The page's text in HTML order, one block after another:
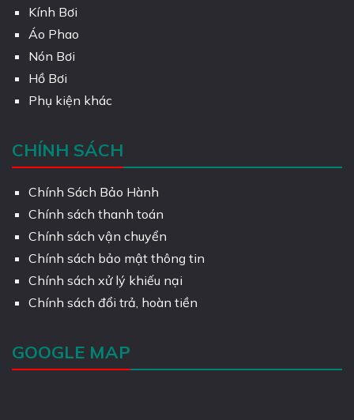
Kính Bơi
Áo Phao
Nón Bơi
Hồ Bơi
Phụ kiện khác
CHÍNH SÁCH
Chính Sách Bảo Hành
Chính sách thanh toán
Chính sách vận chuyển
Chính sách bảo mật thông tin
Chính sách xử lý khiếu nại
Chính sách đổi trả, hoàn tiền
GOOGLE MAP